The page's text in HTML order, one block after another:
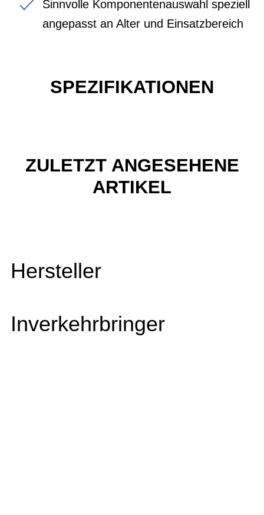
Sinnvolle Komponentenauswahl speziell
angepasst an Alter und Einsatzbereich
SPEZIFIKATIONEN
ZULETZT ANGESEHENE
ARTIKEL
Hersteller
Inverkehrbringer